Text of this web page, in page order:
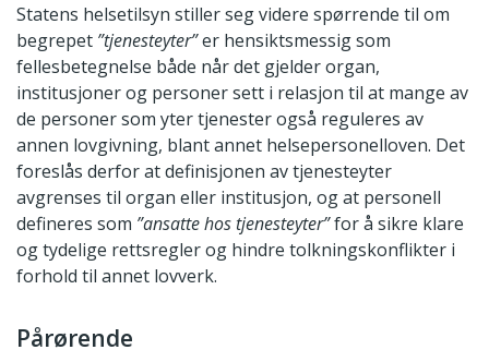
Statens helsetilsyn stiller seg videre spørrende til om
begrepet ”tjenesteyter”er hensiktsmessig som
fellesbetegnelse både når det gjelder organ,
institusjoner og personer sett i relasjon til at mange av
de personer som yter tjenester også reguleres av
annen lovgivning, blant annet helsepersonelloven. Det
foreslås derfor at definisjonen av tjenesteyter
avgrenses til organ eller institusjon, og at personell
defineres som ”ansatte hos tjenesteyter”for å sikre klare
og tydelige rettsregler og hindre tolkningskonflikter i
forhold til annet lovverk.
Pårørende